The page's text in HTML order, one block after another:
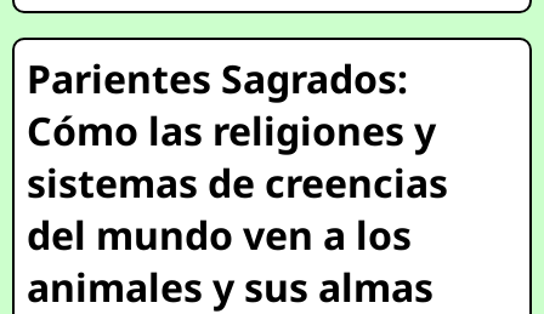
Parientes Sagrados:
Cómo las religiones y
sistemas de creencias
del mundo ven a los
animales y sus almas